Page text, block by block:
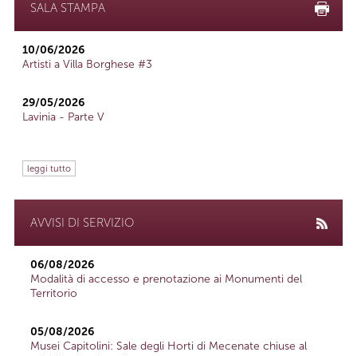
SALA STAMPA
10/06/2026
Artisti a Villa Borghese #3
29/05/2026
Lavinia - Parte V
leggi tutto
AVVISI DI SERVIZIO
06/08/2026
Modalità di accesso e prenotazione ai Monumenti del
Territorio
05/08/2026
Musei Capitolini: Sale degli Horti di Mecenate chiuse al